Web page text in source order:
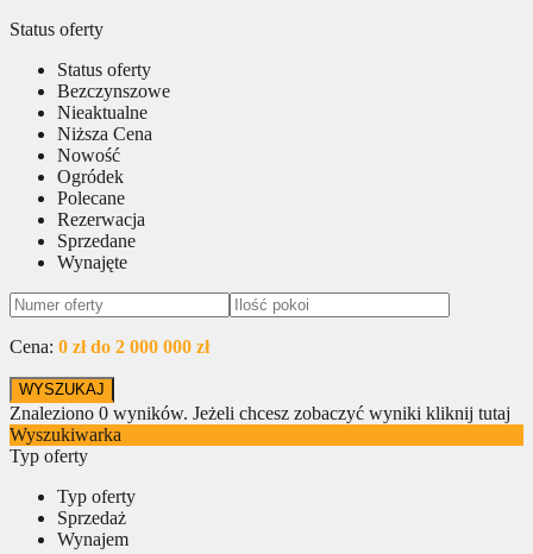
Status oferty
Status oferty
Bezczynszowe
Nieaktualne
Niższa Cena
Nowość
Ogródek
Polecane
Rezerwacja
Sprzedane
Wynajęte
Cena: 0 zł do 2 000 000 zł
Znaleziono 0 wyników. Jeżeli chcesz zobaczyć wyniki kliknij tutaj
Wyszukiwarka
Typ oferty
Typ oferty
Sprzedaż
Wynajem